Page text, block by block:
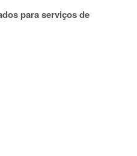
para serviços de